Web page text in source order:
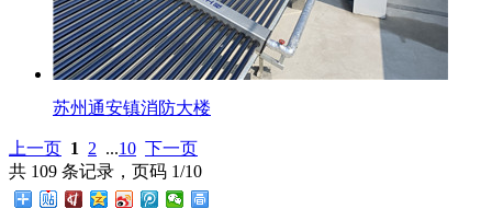
苏州通安镇消防大楼
上一页 1 2 ...10 下一页
共 109 条记录，页码 1/10